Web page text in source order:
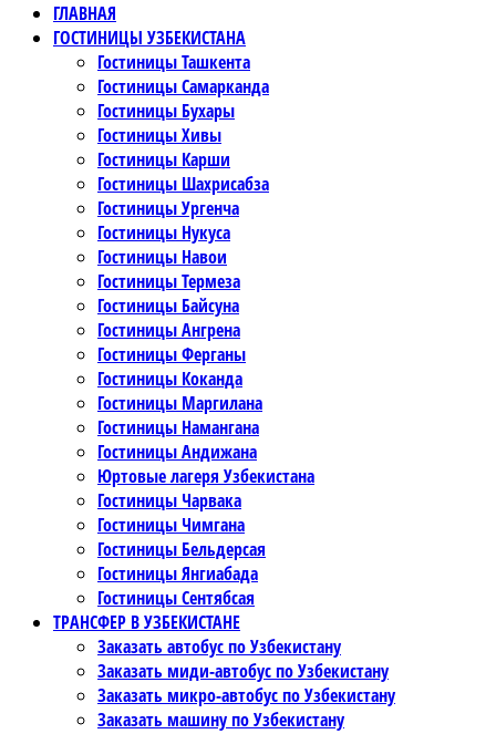
ГЛАВНАЯ
ГОСТИНИЦЫ УЗБЕКИСТАНА
Гостиницы Ташкента
Гостиницы Самарканда
Гостиницы Бухары
Гостиницы Хивы
Гостиницы Карши
Гостиницы Шахрисабза
Гостиницы Ургенча
Гостиницы Нукуса
Гостиницы Навои
Гостиницы Термеза
Гостиницы Байсуна
Гостиницы Ангрена
Гостиницы Ферганы
Гостиницы Коканда
Гостиницы Маргилана
Гостиницы Намангана
Гостиницы Андижана
Юртовые лагеря Узбекистана
Гостиницы Чарвака
Гостиницы Чимгана
Гостиницы Бельдерсая
Гостиницы Янгиабада
Гостиницы Сентябсая
ТРАНСФЕР В УЗБЕКИСТАНЕ
Заказать автобус по Узбекистану
Заказать миди-автобус по Узбекистану
Заказать микро-автобус по Узбекистану
Заказать машину по Узбекистану